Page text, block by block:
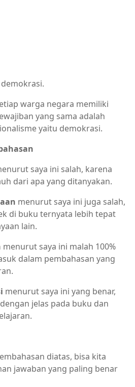
warga negara memiliki
yang sama adalah
yaitu demokrasi.
saya ini salah, karena
dari apa yang ditanyakan.
menurut saya ini juga salah,
di buku ternyata lebih tepat
lain.
menurut saya ini malah 100%
dalam pembahasan yang
menurut saya ini yang benar,
jelas pada buku dan
diatas, bisa kita
jawaban yang paling benar